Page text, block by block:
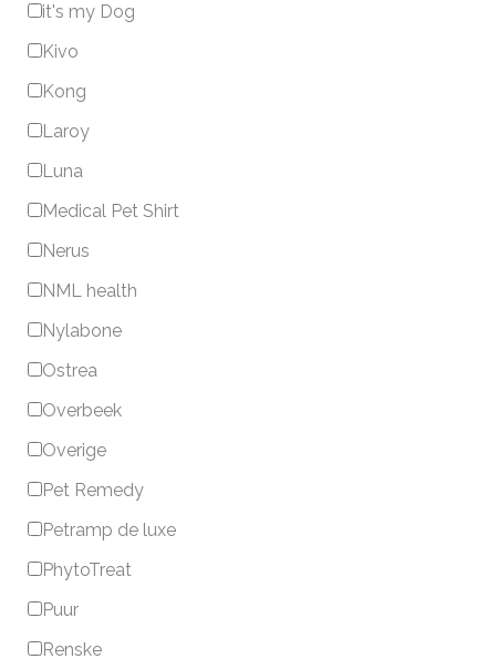
it's my Dog
Kivo
Kong
Laroy
Luna
Medical Pet Shirt
Nerus
NML health
Nylabone
Ostrea
Overbeek
Overige
Pet Remedy
Petramp de luxe
PhytoTreat
Puur
Renske